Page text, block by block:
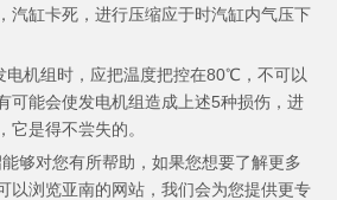
汽缸卡死，进行压缩应于时汽缸内气压下
机组时，应把温度把控在80℃，不可以
可能会使发电机组造成上述5种损伤，进
它是得不尝失的。
够对您有所帮助，如果您想要了解更多
以浏览亚南的网站，我们会为您提供更专